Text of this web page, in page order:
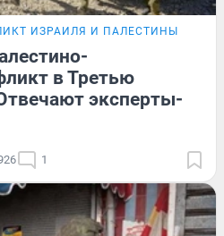
ИЗРАИЛЯ И ПАЛЕСТИНЫ
в Третью
эксперты-
1